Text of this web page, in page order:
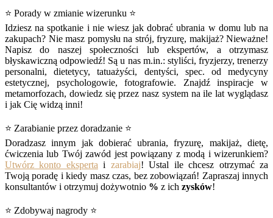
⭐ Porady w zmianie wizerunku ⭐
Idziesz na spotkanie i nie wiesz jak dobrać ubrania w domu lub na
zakupach? Nie masz pomysłu na strój, fryzurę, makijaż? Nieważne!
Napisz do naszej społeczności lub ekspertów, a otrzymasz
błyskawiczną odpowiedź! Są u nas m.in.: styliści, fryzjerzy, trenerzy
personalni, dietetycy, tatuażyści, dentyści, spec. od medycyny
estetycznej, psychologowie, fotografowie. Znajdź inspiracje w
metamorfozach, dowiedz się przez nasz system na ile lat wyglądasz
i jak Cię widzą inni!
⭐ Zarabianie przez doradzanie ⭐
Doradzasz innym jak dobierać ubrania, fryzurę, makijaż, dietę,
ćwiczenia lub Twój zawód jest powiązany z modą i wizerunkiem?
Utwórz konto eksperta i zarabiaj! Ustal ile chcesz otrzymać za
Twoją poradę i kiedy masz czas, bez zobowiązań! Zapraszaj innych
konsultantów i otrzymuj dożywotnio % z ich zysków!
⭐ Zdobywaj nagrody ⭐